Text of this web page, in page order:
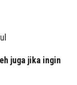
juga jika ingin